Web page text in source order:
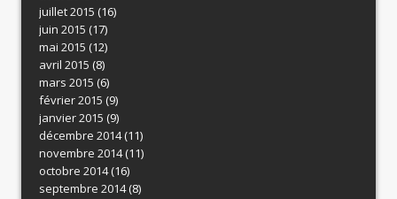
juillet 2015 (16)
juin 2015 (17)
mai 2015 (12)
avril 2015 (8)
mars 2015 (6)
février 2015 (9)
janvier 2015 (9)
décembre 2014(11)
novembre 2014(11)
octobre 2014(16)
septembre 2014(8)